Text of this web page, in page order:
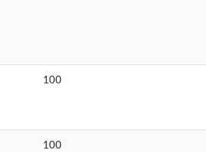
100
100